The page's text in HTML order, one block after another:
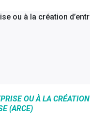
OU À LA CRÉATION
(ARCE)